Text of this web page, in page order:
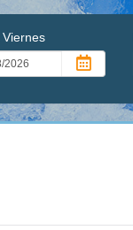
Viernes